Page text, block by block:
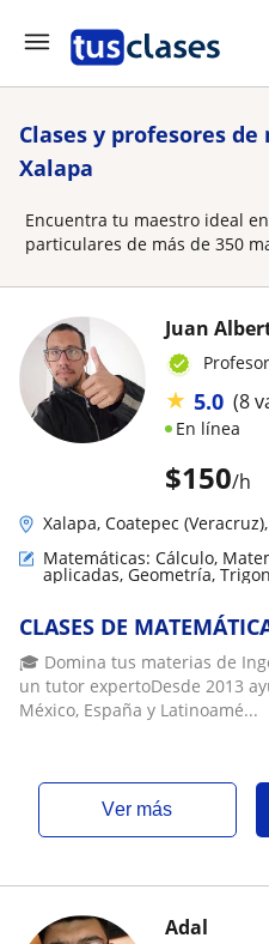
Clases y profesores
Xalapa
Encuentra tu maestro ideal
particulares de más de 350
$150/h
Juan
★ 5.0 (8
En línea
Xalapa, Coatepec
Matemáticas: Cálculo,
aplicadas, Geometría,
discretas
CLASES DE
🎓 Domina tus materias de
un tutor expertoDesde 2013
México, España y Latinoamé...
ver más
Adal